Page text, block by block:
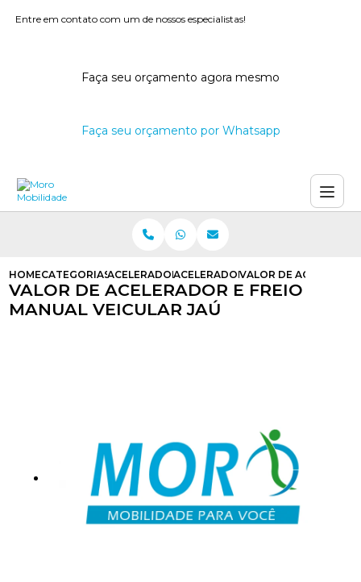
Entre em contato com um de nossos especialistas!
Faça seu orçamento agora mesmo
Faça seu orçamento por Whatsapp
HOMECATEGORIASACELERADORES E FREIOS MANUAIS
ACELERADOR E FREIO MANUAL
VALOR DE
VALOR DE ACELERADOR E FREIO
MANUAL VEICULAR JAÚ